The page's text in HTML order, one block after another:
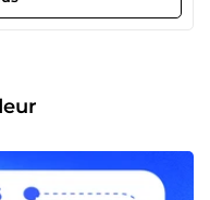
pour dépasser les
et
à fournir des services
envers
Nous sommes